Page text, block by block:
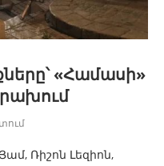
«Համասի»
Ռիշոն Լեզիոն,